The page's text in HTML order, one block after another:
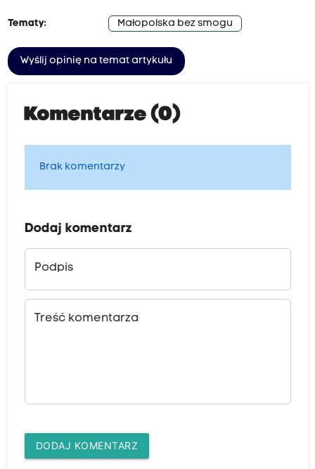
Tematy: Małopolska bez smogu
Wyślij opinię na temat artykułu
Komentarze (0)
Brak komentarzy
Dodaj komentarz
Podpis
Treść komentarza
DODAJ KOMENTARZ